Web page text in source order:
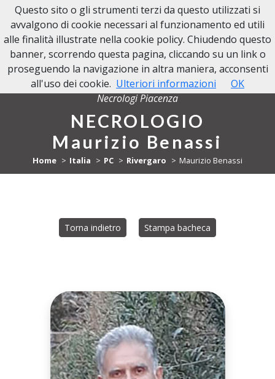
NECROLOGI PIACENZA
Necrologi Piacenza
NECROLOGIO
Maurizio Benassi
Home Italia PC Rivergaro Maurizio Benassi
Torna indietro Stampa bacheca
Questo sito o gli strumenti terzi da questo utilizzati si
avvalgono di cookie necessari al funzionamento ed utili
alle finalità illustrate nella cookie policy. Chiudendo questo
banner, scorrendo questa pagina, cliccando su un link o
proseguendo la navigazione in altra maniera, acconsenti
all'uso dei cookie. Ulteriori informazioni OK